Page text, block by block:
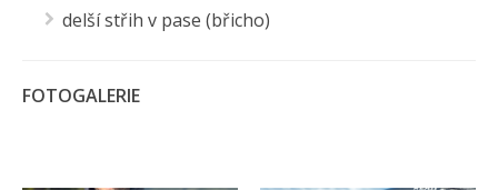
delší střih v pase (břicho)
FOTOGALERIE